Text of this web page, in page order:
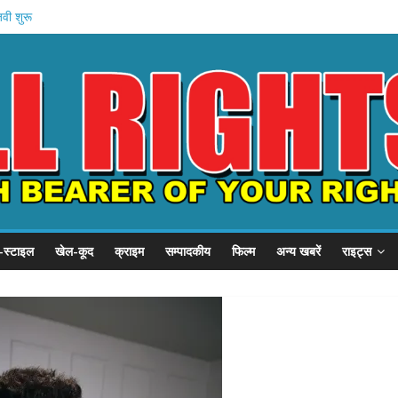
शुरू
प्रदर्शन
छात्र संवाद
को कैद
खेल-कूद क्राइम सम्पादकीय फिल्म अन्य खबरें राइट्स